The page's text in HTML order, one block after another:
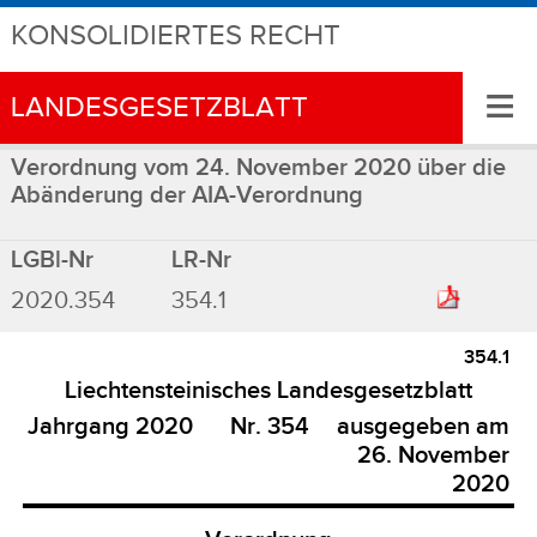
KONSOLIDIERTES RECHT
LANDESGESETZBLATT ≡
Verordnung vom 24. November 2020 über die
Abänderung der AIA-Verordnung
LGBl-Nr
LR-Nr
2020.354
354.1